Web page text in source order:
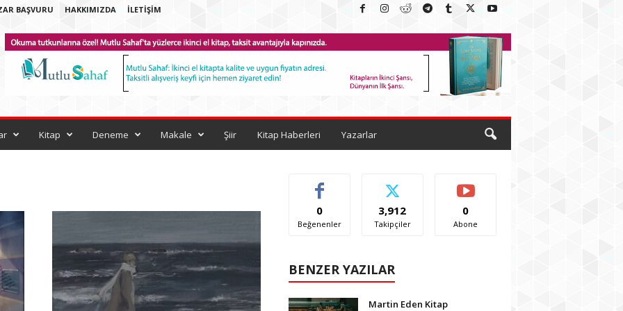
BAŞVURU HAKKIMIZDA İLETIŞIM
Kitap Deneme Makale Şiir Kitap Haberleri Yazarlar
0
Beğenenler
3,912
Takipçiler
0
Abone
BENZER YAZILAR
Martin Eden Kitap